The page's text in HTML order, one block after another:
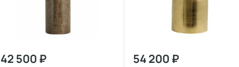
42 500 ₽ 54 200 ₽